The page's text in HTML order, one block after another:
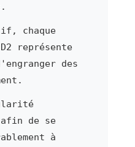
chaque
représente
des
de se
à